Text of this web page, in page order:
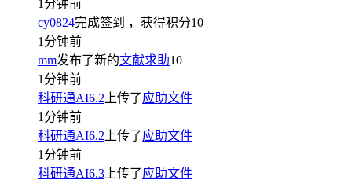
1分钟前
cy0824完成签到 ，获得积分10
1分钟前
mm发布了新的文献求助10
1分钟前
科研通AI6.2 上传了应助文件
1分钟前
科研通AI6.2 上传了应助文件
1分钟前
科研通AI6.3 上传了应助文件